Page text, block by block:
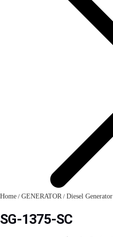
Home / GENERATOR / Diesel Generator
SG-1375-SC